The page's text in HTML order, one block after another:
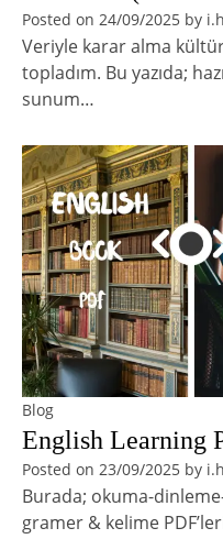
Posted on 24/09/2025 by
Veriyle karar alma
topladım. Bu yazıda;
sunum…
Blog
English Learning
Posted on 23/09/2025 by
Burada; okuma-
gramer & kelime